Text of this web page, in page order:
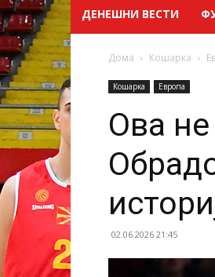
ДЕНЕШНИ ВЕСТИ
Дома Кошарка
Кошарка Европа
Ова
02.06.2026 21:45